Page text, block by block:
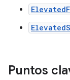
Puntos